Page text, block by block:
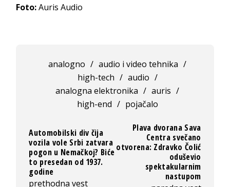
Foto:Auris Audio
analogno / audio i video tehnika /
high-tech / audio /
analogna elektronika / auris /
high-end / pojačalo
Automobilski div čija
vozila vole Srbi zatvara
pogon u Nemačkoj? Biće
to presedan od 1937.
godine
prethodna vest
Plava dvorana Sava
Centra svečano
otvorena: Zdravko Čolić
oduševio
spektakularnim
nastupom